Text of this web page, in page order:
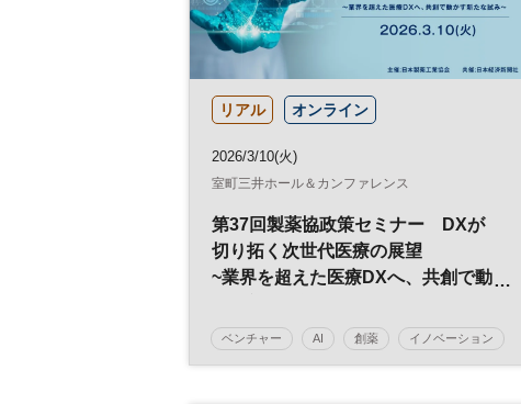
リアル オンライン
2026/3/10(火)
室町三井ホール＆カンファレンス
第37回製薬協政策セミナー DXが
切り拓く次世代医療の展望
~業界を超えた医療DXへ、共創で動
ベンチャー AI 創薬 イノベーション